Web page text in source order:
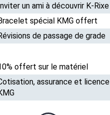
un ami à découvrir K-Rixe
spécial KMG offert
de passage de grade
offert sur le matériel
assurance et licence